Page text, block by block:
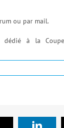
ou par mail.
dédié à la